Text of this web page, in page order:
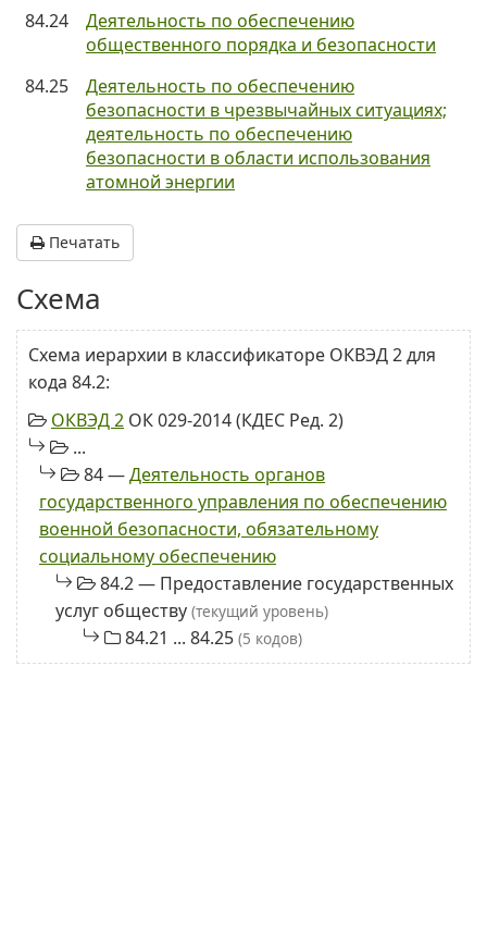
84.24
Деятельность по обеспечению
общественного порядка и безопасности
84.25
Деятельность по обеспечению
безопасности в чрезвычайных ситуациях;
деятельность по обеспечению
безопасности в области использования
атомной энергии
Печатать
Схема
Схема иерархии в классификаторе ОКВЭД 2 для
кода 84.2:
ОКВЭД 2 ОК 029-2014 (КДЕС Ред. 2)
...
84 —Деятельность органов
государственного управления по обеспечению
военной безопасности, обязательному
социальному обеспечению
84.2 — Предоставление государственных
услуг обществу (текущий уровень)
84.21 ... 84.25 (5 кодов)